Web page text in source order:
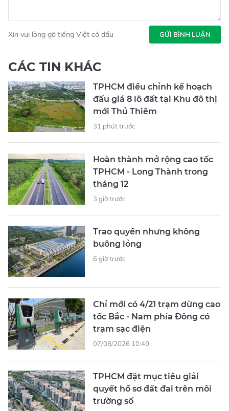
Xin vui lòng gõ tiếng Việt có dấu GỬI BÌNH LUẬN
CÁC TIN KHÁC
TPHCM điều chỉnh kế hoạch
đấu giá 8 lô đất tại Khu đô thị
mới Thủ Thiêm
31 phút trước
Hoàn thành mở rộng cao tốc
TPHCM - Long Thành trong
tháng 12
3 giờ trước
Trao quyền nhưng không
buông lỏng
6 giờ trước
Chỉ mới có 4/21 trạm dừng cao
tốc Bắc - Nam phía Đông có
trạm sạc điện
07/08/2026 10:40
TPHCM đặt mục tiêu giải
quyết hồ sơ đất đai trên môi
trường số